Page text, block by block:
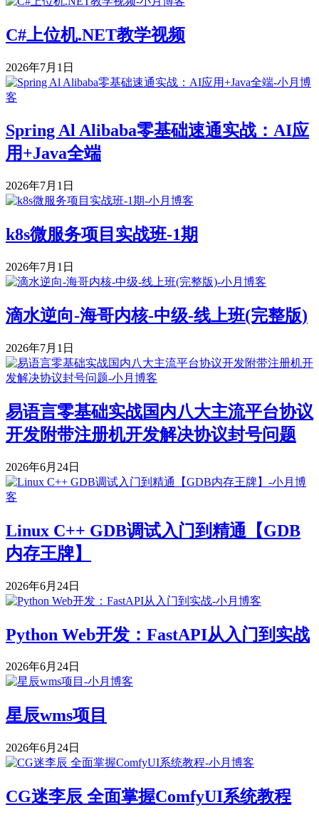
C#上位机.NET教学视频
2026年7月1日
Spring Al Alibaba零基础速通实战：AI应
用+Java全端
2026年7月1日
k8s微服务项目实战班-1期
2026年7月1日
滴水逆向-海哥内核-中级-线上班(完整版)
2026年7月1日
易语言零基础实战国内八大主流平台协议
开发附带注册机开发解决协议封号问题
2026年6月24日
Linux C++ GDB调试入门到精通【GDB
内存王牌】
2026年6月24日
Python Web开发：FastAPI从入门到实战
2026年6月24日
星辰wms项目
2026年6月24日
CG迷李辰 全面掌握ComfyUI系统教程